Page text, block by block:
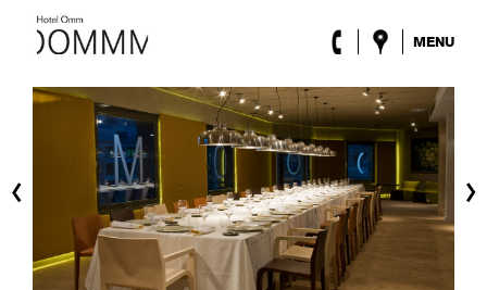
MENU
l’Hôtel
Chambres
Roca Barcelona
Lobby & Club
Évènements
Promotions
‹ ›